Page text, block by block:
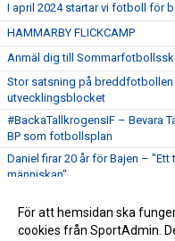
I april 2024 startar vi fotboll för
HAMMARBY FLICKCAMP
Anmäl dig till
Stor satsning på
utvecklingsblocket
#BackaTallkrogensIF – Bevara
BP som fotbollsplan
Daniel firar 20 år för Bajen –
människan"
Huski Chocolate blir
Fotboll
För att hemsidan ska
cookies från SportAdmin.